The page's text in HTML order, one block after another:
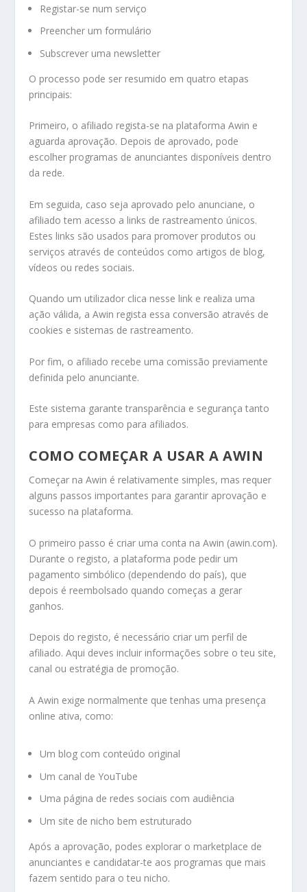
Registar-se num serviço
Preencher um formulário
Subscrever uma newsletter
O processo pode ser resumido em quatro etapas
principais:
Primeiro, o afiliado regista-se na plataforma Awin e
aguarda aprovação. Depois de aprovado, pode
escolher programas de anunciantes disponíveis dentro
da rede.
Em seguida, caso seja aprovado pelo anunciane, o
afiliado tem acesso a links de rastreamento únicos.
Estes links são usados para promover produtos ou
serviços através de conteúdos como artigos de blog,
vídeos ou redes sociais.
Quando um utilizador clica nesse link e realiza uma
ação válida, a Awin regista essa conversão através de
cookies e sistemas de rastreamento.
Por fim, o afiliado recebe uma comissão previamente
definida pelo anunciante.
Este sistema garante transparência e segurança tanto
para empresas como para afiliados.
COMO COMEÇAR A USAR A AWIN
Começar na Awin é relativamente simples, mas requer
alguns passos importantes para garantir aprovação e
sucesso na plataforma.
O primeiro passo é criar uma conta na Awin (awin.com).
Durante o registo, a plataforma pode pedir um
pagamento simbólico (dependendo do país), que
depois é reembolsado quando começas a gerar
ganhos.
Depois do registo, é necessário criar um perfil de
afiliado. Aqui deves incluir informações sobre o teu site,
canal ou estratégia de promoção.
A Awin exige normalmente que tenhas uma presença
online ativa, como:
Um blog com conteúdo original
Um canal de YouTube
Uma página de redes sociais com audiência
Um site de nicho bem estruturado
Após a aprovação, podes explorar o marketplace de
anunciantes e candidatar-te aos programas que mais
fazem sentido para o teu nicho.